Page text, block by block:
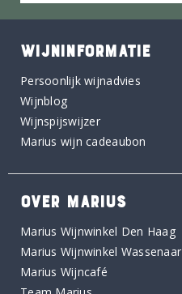
WIJNINFORMATIE
Persoonlijk wijnadvies
Wijnblog
Wijnspijswijzer
Marius wijn cadeaubon
OVER MARIUS
Marius Wijnwinkel Den Haag
Marius Wijnwinkel Wassenaar
Marius Wijncafé